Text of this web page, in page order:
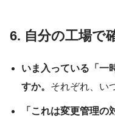
6. 自分の工場で
いま入っている「一
すか。 それぞれ、い
「これは変更管理